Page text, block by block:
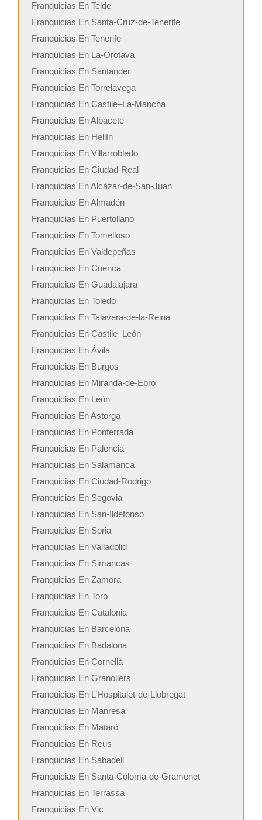
Franquicias En Telde
Franquicias En Santa-Cruz-de-Tenerife
Franquicias En Tenerife
Franquicias En La-Orotava
Franquicias En Santander
Franquicias En Torrelavega
Franquicias En Castile–La-Mancha
Franquicias En Albacete
Franquicias En Hellín
Franquicias En Villarrobledo
Franquicias En Ciudad-Real
Franquicias En Alcázar-de-San-Juan
Franquicias En Almadén
Franquicias En Puertollano
Franquicias En Tomelloso
Franquicias En Valdepeñas
Franquicias En Cuenca
Franquicias En Guadalajara
Franquicias En Toledo
Franquicias En Talavera-de-la-Reina
Franquicias En Castile–León
Franquicias En Ávila
Franquicias En Burgos
Franquicias En Miranda-de-Ebro
Franquicias En León
Franquicias En Astorga
Franquicias En Ponferrada
Franquicias En Palencia
Franquicias En Salamanca
Franquicias En Ciudad-Rodrigo
Franquicias En Segovia
Franquicias En San-Ildefonso
Franquicias En Soria
Franquicias En Valladolid
Franquicias En Simancas
Franquicias En Zamora
Franquicias En Toro
Franquicias En Catalonia
Franquicias En Barcelona
Franquicias En Badalona
Franquicias En Cornellà
Franquicias En Granollers
Franquicias En L’Hospitalet-de-Llobregat
Franquicias En Manresa
Franquicias En Mataró
Franquicias En Reus
Franquicias En Sabadell
Franquicias En Santa-Coloma-de-Gramenet
Franquicias En Terrassa
Franquicias En Vic